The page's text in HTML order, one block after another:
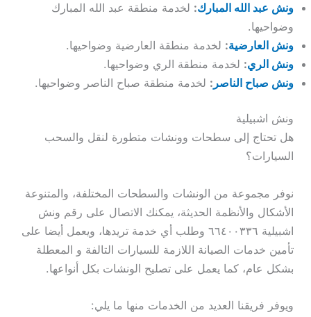
ونش عبد الله المبارك: لخدمة منطقة عبد الله المبارك
وضواحيها.
ونش العارضية: لخدمة منطقة العارضية وضواحيها.
ونش الري: لخدمة منطقة الري وضواحيها.
ونش صباح الناصر : لخدمة منطقة صباح الناصر وضواحيها.
ونش اشبيلية
هل تحتاج إلى سطحات وونشات متطورة لنقل والسحب
السيارات؟
نوفر مجموعة من الونشات والسطحات المختلفة، والمتنوعة
الأشكال والأنظمة الحديثة، يمكنك الاتصال على رقم ونش
اشبيلية ٦٦٤٠٠٣٣٦ وطلب أي خدمة تريدها، ويعمل أيضا على
تأمين خدمات الصيانة اللازمة للسيارات التالفة و المعطلة
بشكل عام، كما يعمل على تصليح الونشات بكل أنواعها.
ويوفر فريقنا العديد من الخدمات منها ما يلي: